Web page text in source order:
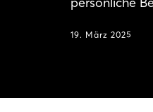
19. März 2025